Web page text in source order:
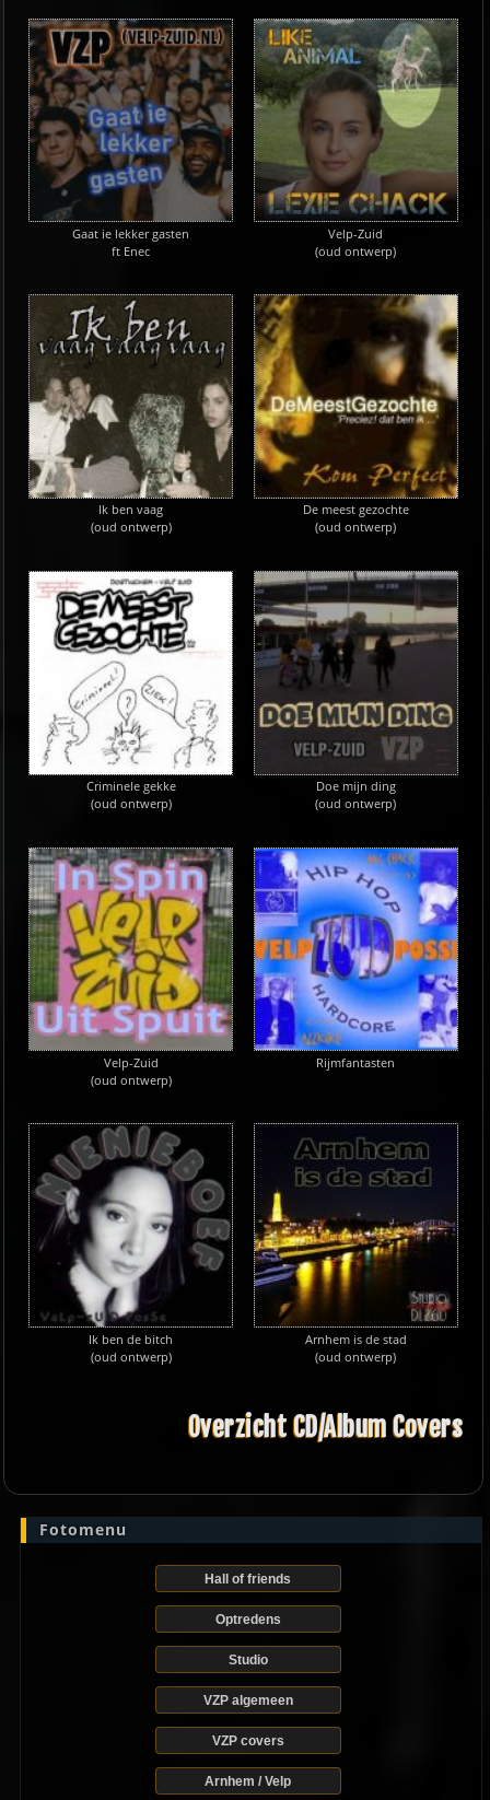
Gaat ie lekker gasten
ft Enec
Velp-Zuid
(oud ontwerp)
Ik ben vaag
(oud ontwerp)
De meest gezochte
(oud ontwerp)
Criminele gekke
(oud ontwerp)
Doe mijn ding
(oud ontwerp)
Velp-Zuid
(oud ontwerp)
Rijmfantasten
Ik ben de bitch
(oud ontwerp)
Arnhem is de stad
(oud ontwerp)
Overzicht CD/Album Covers
Fotomenu
Hall of friends
Optredens
Studio
VZP algemeen
VZP covers
Arnhem / Velp